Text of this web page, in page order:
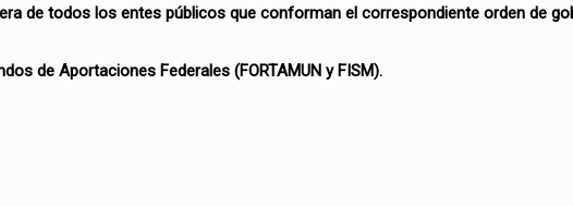
de todos los entes públicos que conforman el correspondiente orden de
de Aportaciones Federales (FORTAMUN y FISM).